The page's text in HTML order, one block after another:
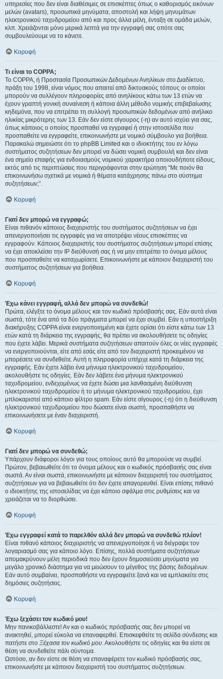
υπηρεσίες που δεν είναι διαθέσιμες σε επισκέπτες όπως ο καθορισμός εικόνων
μελών (avatars), προσωπικά μηνύματα, αποστολή και λήψη μηνυμάτων
ηλεκτρονικού ταχυδρομείου από και προς άλλα μέλη, ένταξη σε ομάδα μελών,
κλπ. Χρειάζονται μόνο μερικά λεπτά για την εγγραφή σας οπότε σας
συμβουλεύουμε να το κάνετε.
Κορυφή
Τι είναι το COPPA;
Το COPPA, ή Προστασία Προσωπικών Δεδομένων Ανηλίκων στο Διαδίκτυο,
πράξη του 1998, είναι νόμος που απαιτεί από δικτυακούς τόπους οι οποίοι
μπορούν να συλλέγουν πληροφορίες από ανηλίκους κάτω των 13 ετών να
έχουν γραπτή γονική συναίνεση ή κάποια άλλη μέθοδο νομικής επιβεβαίωσης
κηδεμόνα, που να επιτρέπει τη συλλογή προσωπικών δεδομένων από ανήλικο
ηλικίας μικρότερης των 13. Εάν δεν είστε σίγουρος (-η) αν αυτό ισχύει για σας,
όπως κάποιος ο οποίος προσπαθεί να εγγραφεί ή στην ιστοσελίδα που
προσπαθείτε να εγγραφείτε, επικοινωνήστε με νομικό σύμβουλο για βοήθεια.
Παρακαλώ σημειώστε ότι το phpBB Limited και ο ιδιοκτήτης του εν λόγω
συστήματος συζητήσεων δεν μπορεί να δώσει νομική συμβουλή και δεν είναι
ένα σημείο επαφής για ενδοιασμούς νομικού χαρακτήρα οποιουδήποτε είδους,
εκτός από τις περιπτώσεις που περιγράφονται στην ερώτηση “Με ποιόν θα
επικοινωνήσω σχετικά με νομικά ή θέματα κατάχρησης πάνω στο σύστημα
συζητήσεων;”.
Κορυφή
Γιατί δεν μπορώ να εγγραφώ;
Είναι πιθανόν κάποιος διαχειριστής του συστήματος συζητήσεων να έχει
απενεργοποιήσει τις εγγραφές για να αποτρέψει νέους επισκέπτες να
εγγραφούν. Κάποιος διαχειριστής του συστήματος συζητήσεων μπορεί επίσης
να έχει αποκλείσει την IP διεύθυνσή σας ή να μην επιτρέπει το όνομα μέλους
που προσπαθείτε να καταχωρίσετε. Επικοινωνήστε με κάποιον διαχειριστή του
συστήματος συζητήσεων για βοήθεια.
Κορυφή
Έχω κάνει εγγραφή, αλλά δεν μπορώ να συνδεθώ!
Πρώτα, ελέγξτε το όνομα μέλους και τον κωδικό πρόσβασής σας. Εάν αυτά είναι
σωστά, τότε ένα από τα δύο πράγματα μπορεί να έχει συμβεί. Εάν η υποστήριξη
διακήρυξης COPPA είναι ενεργοποιημένη και έχετε ορίσει ότι είστε κάτω των 13
ετών κατά τη διάρκεια της εγγραφής, θα πρέπει να ακολουθήσετε τις οδηγίες
που έχετε λάβει. Μερικά συστήματα συζητήσεων απαιτούν όλες οι νέες εγγραφές
να ενεργοποιούνται, είτε από εσάς είτε από τον διαχειριστή προκειμένου να
μπορέσετε να συνδεθείτε. Αυτή η πληροφορία υπήρχε κατά τη διάρκεια της
εγγραφής. Εάν έχετε λάβει ένα μήνυμα ηλεκτρονικού ταχυδρομείου,
ακολουθήστε τις οδηγίες. Εάν δεν λάβετε ένα μήνυμα ηλεκτρονικού
ταχυδρομείου, ενδεχομένως να έχετε δώσει μια λανθασμένη διεύθυνση
ηλεκτρονικού ταχυδρομείου ή το μήνυμα ηλεκτρονικού ταχυδρομείου, έχει
μπλοκαριστεί από κάποιο φίλτρο spam. Εάν είστε σίγουρος (-η) ότι η διεύθυνση
ηλεκτρονικού ταχυδρομείου που δώσατε είναι σωστή, προσπαθήστε να
επικοινωνήσετε με έναν διαχειριστή.
Κορυφή
Γιατί δεν μπορώ να συνδεθώ;
Υπάρχουν διάφοροι λόγοι για τους οποίους αυτό θα μπορούσε να συμβεί.
Πρώτον, βεβαιωθείτε ότι το όνομα μέλους και ο κωδικός πρόσβασής σας είναι
σωστά. Αν είναι σωστά, επικοινωνήστε με κάποιον διαχειριστή του συστήματος
συζητήσεων για να βεβαιωθείτε ότι δεν έχετε απαγορευθεί. Είναι επίσης πιθανό
ο ιδιοκτήτης της ιστοσελίδας να έχει κάποιο σφάλμα στις ρυθμίσεις και να
χρειάζεται να το διορθώσει.
Κορυφή
Έχω εγγραφεί κατά το παρελθόν αλλά δεν μπορώ να συνδεθώ πλέον!
Είναι πιθανό κάποιος διαχειριστής να απενεργοποίησε ή να διέγραψε τον
λογαριασμό σας για κάποιο λόγο. Επίσης, πολλά συστήματα συζητήσεων
απομακρύνουν μέλη περιοδικά που δεν έχουν δημοσιεύσει μηνύματα για
μεγάλο χρονικό διάστημα για να μειώσουν το μέγεθος της βάσης δεδομένων.
Εάν αυτό συμβαίνει, προσπαθήστε να εγγραφείτε ξανά και να εμπλακείτε στις
δημόσιες συζητήσεις.
Κορυφή
Έχω ξεχάσει τον κωδικό μου!
Μην πανικοβάλλεστε! Αν και ο κωδικός πρόσβασής σας δεν μπορεί να
ανακτηθεί, μπορεί εύκολα να επαναφερθεί. Επισκεφθείτε τη σελίδα σύνδεσης και
πατήστε στο Ξέχασα τον κωδικό μου. Ακολουθήστε τις οδηγίες και θα είστε σε
θέση να συνδεθείτε πάλι σύντομα.
Ωστόσο, αν δεν είστε σε θέση να επαναφέρετε τον κωδικό πρόσβασής σας,
επικοινωνήστε με κάποιον διαχειριστή του συστήματος συζητήσεων.